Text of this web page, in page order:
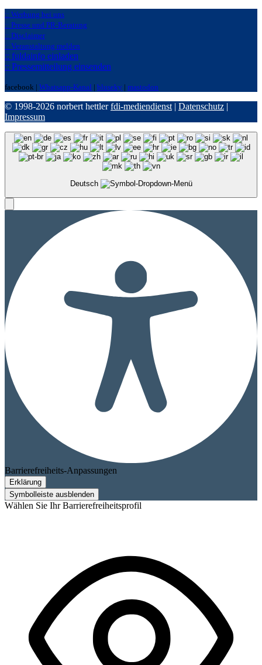
:: Werbung bei uns
:: Presse und PR-Beratung
:: Disclaimer
:: Veranstaltung melden
:: fuldainfo einladen
:: Pressemitteilung einsenden
facebook | Whatsapp-Kanal | bluseky | mastodon
© 1998-2026 norbert hettlerfdi-mediendienst | Datenschutz |
Impressum
Deutsch
Barrierefreiheits-Anpassungen
Erklärung
Symbolleiste ausblenden
Wählen Sie Ihr Barrierefreiheitsprofil